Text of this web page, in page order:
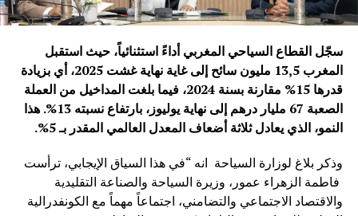
سجّل القطاع السياحي المغربي أداءً استثنائياً، حيث استقبل
المغرب 13,5 مليون سائح إلى غاية نهاية غشت 2025، أي بزيادة
قدرها 15% مقارنة بسنة 2024، فيما بلغت المداخيل من العملة
الصعبة 67 مليار درهم إلى نهاية يوليوز، بارتفاع نسبته 13%. هذا
النمو، الذي يعادل ثلاثة أضعاف المعدل العالمي المقدر بـ 5%.
وذكر بلاغ لوزارة السياحة انه “في هذا السياق الإيجابي، ترأست
فاطمة الزهراء عمور، وزيرة السياحة والصناعة التقليدية
والاقتصاد الاجتماعي والتضامني، اجتماعاً مهماً مع الكونفدرالية